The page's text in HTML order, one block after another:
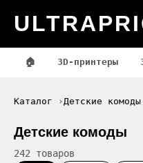
🏠 3D-принтеры
Каталог Детские комоды
Детские комоды
242 товаров